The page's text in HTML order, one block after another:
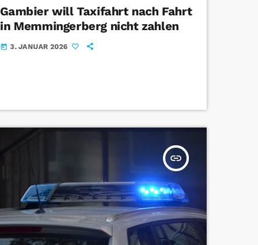
Gambier will Taxifahrt nach Fahrt
in Memmingerberg nicht zahlen
today 3. JANUAR 2026
insert_link